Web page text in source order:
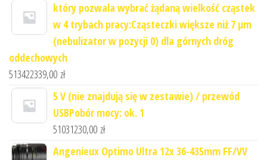
który pozwala wybrać żądaną wielkość cząstek
w 4 trybach pracy:Cząsteczki większe niż 7 μm
(nebulizator w pozycji 0) dla górnych dróg
oddechowych
513422339,00 zł
5 V (nie znajdują się w zestawie) / przewód
USBPobór mocy: ok. 1
51031230,00 zł
Angenieux Optimo Ultra 12x 36-435mm FF/VV